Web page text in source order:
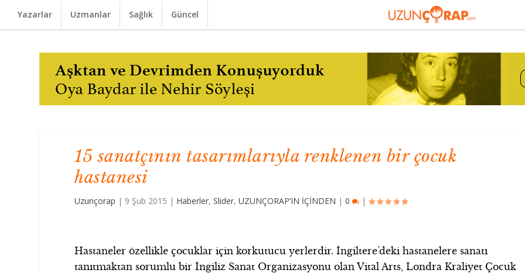
Yazarlar Uzmanlar Sağlık Güncel
15 sanatçının tasarımlarıyla renklenen bir çocuk
hastanesi
Uzunçorap | 9 Şub 2015 | Haberler,Slider,UZUNÇORAP’IN İÇİNDEN |0 |
Hastaneler özellikle çocuklar için korkutucu yerlerdir. İngiltere’deki hastanelere sanatı
tanıtmaktan sorumlu bir İngiliz Sanat Organizasyonu olan Vital Arts, Londra Kraliyet Çocuk